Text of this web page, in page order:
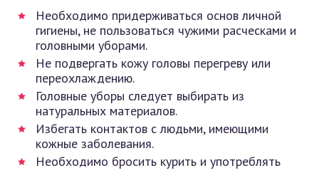
Необходимо придерживаться основ личной
гигиены, не пользоваться чужими расческами и
головными уборами.
Не подвергать кожу головы перегреву или
переохлаждению.
Головные уборы следует выбирать из
натуральных материалов.
Избегать контактов с людьми, имеющими
кожные заболевания.
Необходимо бросить курить и употреблять